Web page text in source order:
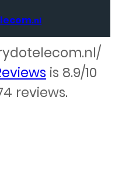
.nl
is 8.9/10
reviews.